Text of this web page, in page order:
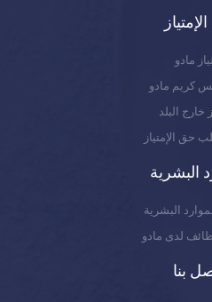
مادو
كريم مادو
خارج البلد
حق الإمتياز
البشرية
البشرية
لدى مادو
بنا